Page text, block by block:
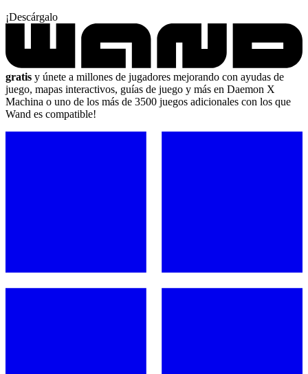
¡Descárgalo
gratis y únete a millones de jugadores mejorando con ayudas de
juego, mapas interactivos, guías de juego y más en Daemon X
Machina o uno de los más de 3500 juegos adicionales con los que
Wand es compatible!